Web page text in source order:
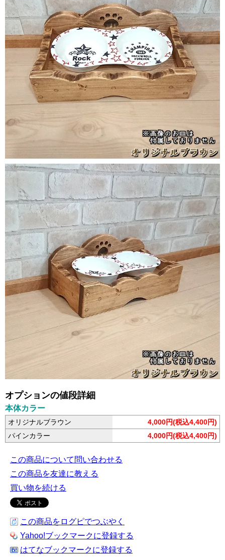
オプションの値段詳細
本体カラー
オリジナルブラウン
4,000円(税込4,400円)
パインカラー
4,000円(税込4,400円)
この商品について問い合わせる
この商品を友達に教える
買い物を続ける
この商品をログピでつぶやく
Yahoo!ブックマークに登録する
はてなブックマークに登録する